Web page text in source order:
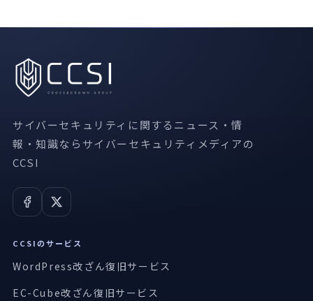
サイバーセキュリティに関するニュース・情
報・知識ならサイバーセキュリティメディアの
CCSI
CCSIのサービス
WordPress改ざん復旧サービス
EC-Cube改ざん復旧サービス